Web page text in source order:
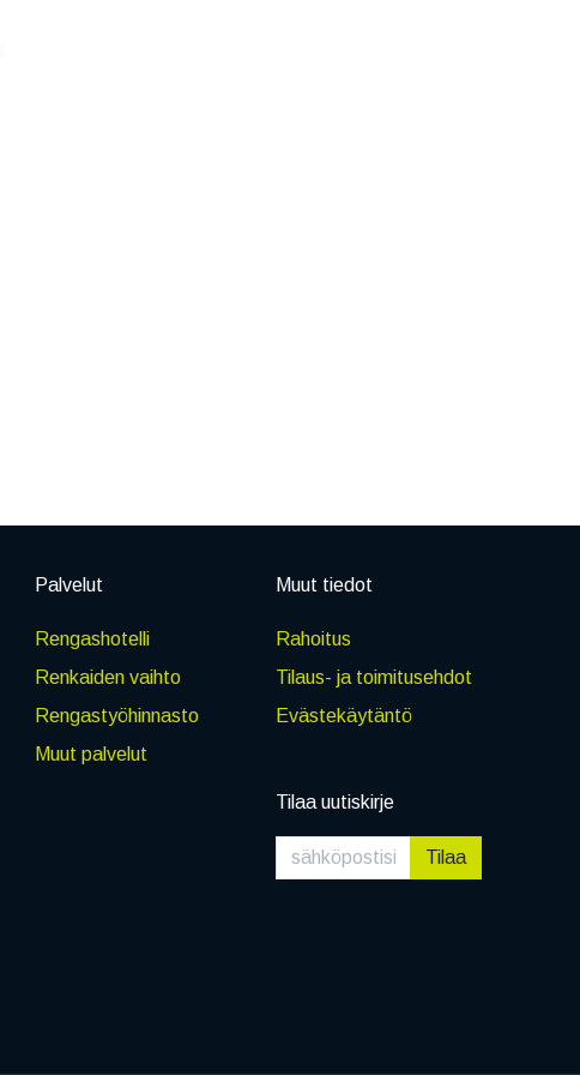
Palvelut
Rengashotelli
Renkaiden vaihto
Rengastyöhinnasto
Muut palvelut
Muut tiedot
Rahoitus
Tilaus- ja toimitusehdot
Evästekäytäntö
Tilaa uutiskirje
Tilaa